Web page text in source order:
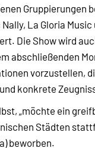
Gruppierungen
La Gloria
Die Show wird
abschließenden
vorzustellen,
konkrete
„möchte ein
Städten
beworben.